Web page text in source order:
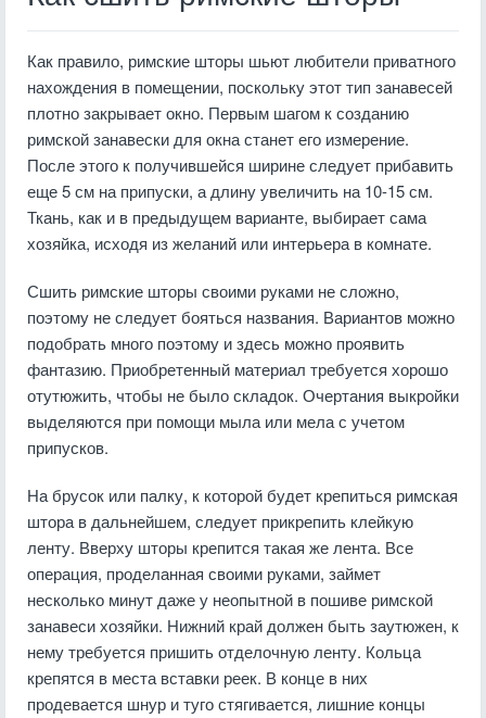
Как правило, римские шторы шьют любители приватного
нахождения в помещении, поскольку этот тип занавесей
плотно закрывает окно. Первым шагом к созданию
римской занавески для окна станет его измерение.
После этого к получившейся ширине следует прибавить
еще 5 см на припуски, а длину увеличить на 10-15 см.
Ткань, как и в предыдущем варианте, выбирает сама
хозяйка, исходя из желаний или интерьера в комнате.
Сшить римские шторы своими руками не сложно,
поэтому не следует бояться названия. Вариантов можно
подобрать много поэтому и здесь можно проявить
фантазию. Приобретенный материал требуется хорошо
отутюжить, чтобы не было складок. Очертания выкройки
выделяются при помощи мыла или мела с учетом
припусков.
На брусок или палку, к которой будет крепиться римская
штора в дальнейшем, следует прикрепить клейкую
ленту. Вверху шторы крепится такая же лента. Все
операция, проделанная своими руками, займет
несколько минут даже у неопытной в пошиве римской
занавеси хозяйки. Нижний край должен быть заутюжен, к
нему требуется пришить отделочную ленту. Кольца
крепятся в места вставки реек. В конце в них
продевается шнур и туго стягивается, лишние концы